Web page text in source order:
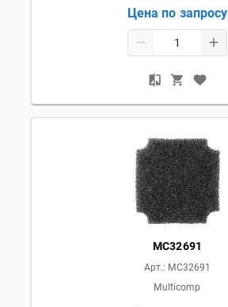
Цена по запросу
MC32691
Арт.: MC32691
Multicomp